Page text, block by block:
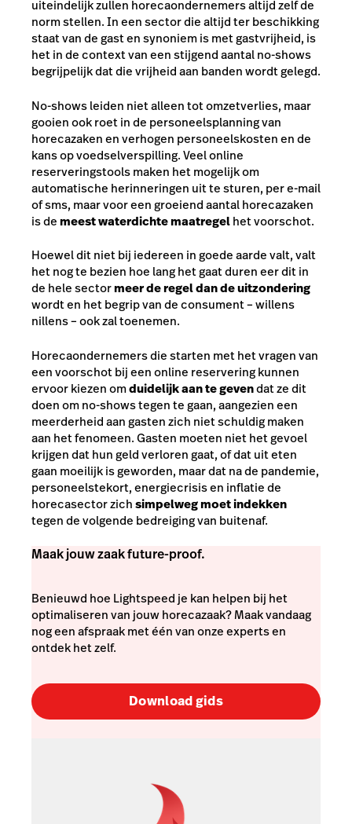
uiteindelijk zullen horecaondernemers altijd zelf de
norm stellen. In een sector die altijd ter beschikking
staat van de gast en synoniem is met gastvrijheid, is
het in de context van een stijgend aantal no-shows
begrijpelijk dat die vrijheid aan banden wordt gelegd.
No-shows leiden niet alleen tot omzetverlies, maar
gooien ook roet in de personeelsplanning van
horecazaken en verhogen personeelskosten en de
kans op voedselverspilling. Veel online
reserveringstools maken het mogelijk om
automatische herinneringen uit te sturen, per e-mail
of sms, maar voor een groeiend aantal horecazaken
is demeest waterdichte maatregelhet voorschot.
Hoewel dit niet bij iedereen in goede aarde valt, valt
het nog te bezien hoe lang het gaat duren eer dit in
de hele sectormeer de regel dan de uitzondering
wordt en het begrip van de consument – willens
nillens – ook zal toenemen.
Horecaondernemers die starten met het vragen van
een voorschot bij een online reservering kunnen
ervoor kiezen omduidelijk aan te gevendat ze dit
doen om no-shows tegen te gaan, aangezien een
meerderheid aan gasten zich niet schuldig maken
aan het fenomeen. Gasten moeten niet het gevoel
krijgen dat hun geld verloren gaat, of dat uit eten
gaan moeilijk is geworden, maar dat na de pandemie,
personeelstekort, energiecrisis en inflatie de
horecasector zichsimpelweg moet indekken
tegen de volgende bedreiging van buitenaf.
Maak jouw zaak future-proof.
Benieuwd hoe Lightspeed je kan helpen bij het
optimaliseren van jouw horecazaak? Maak vandaag
nog een afspraak met één van onze experts en
ontdek het zelf.
Download gids